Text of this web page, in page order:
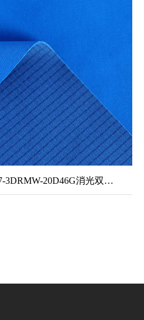
HLKK687-3DRMW-20D46G消光双面布+TPU中透白+20D双面抽针格1#